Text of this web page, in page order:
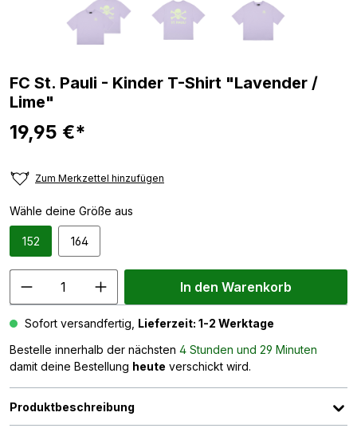
FC St. Pauli - Kinder T-Shirt "Lavender /
Lime"
19,95 €*
Zum Merkzettel hinzufügen
Wähle deine Größe aus
152 164
In den Warenkorb
Sofort versandfertig, Lieferzeit: 1-2 Werktage
Bestelle innerhalb der nächsten 4 Stunden und 29 Minuten
damit deine Bestellung heute verschickt wird.
Produktbeschreibung